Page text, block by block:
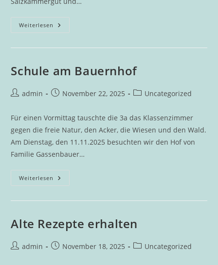
Weiterlesen DigiMS
2
Goisern
Der
Salzkammergut
Schule am Bauernhof
Beitrags-
admin
BeitragNovember 22, 2025
Beitrags-
Uncategorized
Für einen Vormittag tauschte die 3a das Klassenzimmer
gegen die freie Natur, den Acker, die Wiesen und den Wald.
Am Dienstag, den 11.11.2025 besuchten wir den Hof von
Familie Gassenbauer…
Weiterlesen Schule
Am
Alte Rezepte erhalten
Beitrags-
admin
BeitragNovember 18, 2025
Beitrags-
Uncategorized